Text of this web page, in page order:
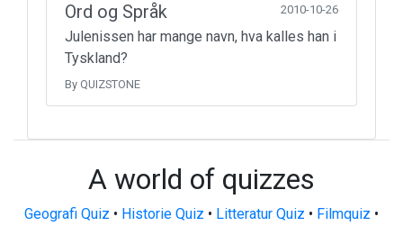
Ord og Språk 2010-10-26
Julenissen har mange navn, hva kalles han i
Tyskland?
By QUIZSTONE
A world of quizzes
Geografi Quiz • Historie Quiz • Litteratur Quiz • Filmquiz •